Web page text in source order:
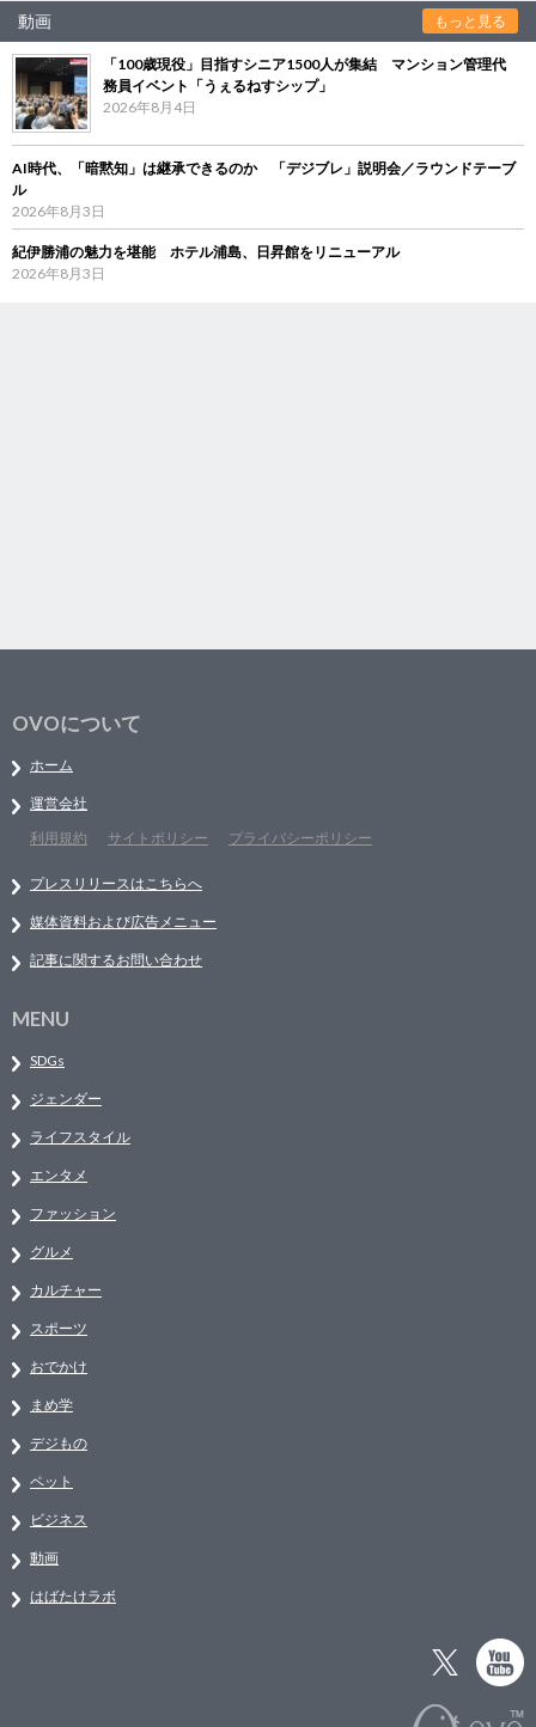
動画 もっと見る
「100歳現役」目指すシニア1500人が集結 マンション管理代
務員イベント「うぇるねすシップ」
2026年8月4日
AI時代、「暗黙知」は継承できるのか 「デジブレ」説明会／ラウンドテーブ
ル
2026年8月3日
紀伊勝浦の魅力を堪能 ホテル浦島、日昇館をリニューアル
2026年8月3日
OVOについて
ホーム
運営会社
利用規約
サイトポリシー プライバシーポリシー
プレスリリースはこちらへ
媒体資料および広告メニュー
記事に関するお問い合わせ
MENU
SDGs
ジェンダー
ライフスタイル
エンタメ
ファッション
グルメ
カルチャー
スポーツ
おでかけ
まめ学
デジもの
ペット
ビジネス
動画
はばたけラボ